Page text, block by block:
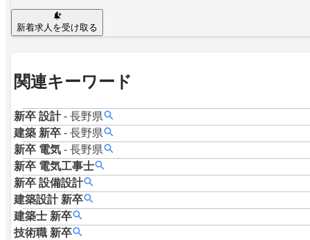
新着求人を受け取る
関連キーワード
新卒 設計 - 長野県
建築 新卒 - 長野県
新卒 電気 - 長野県
新卒 電気工事士
新卒 設備設計
建築設計 新卒
建築士 新卒
技術職 新卒